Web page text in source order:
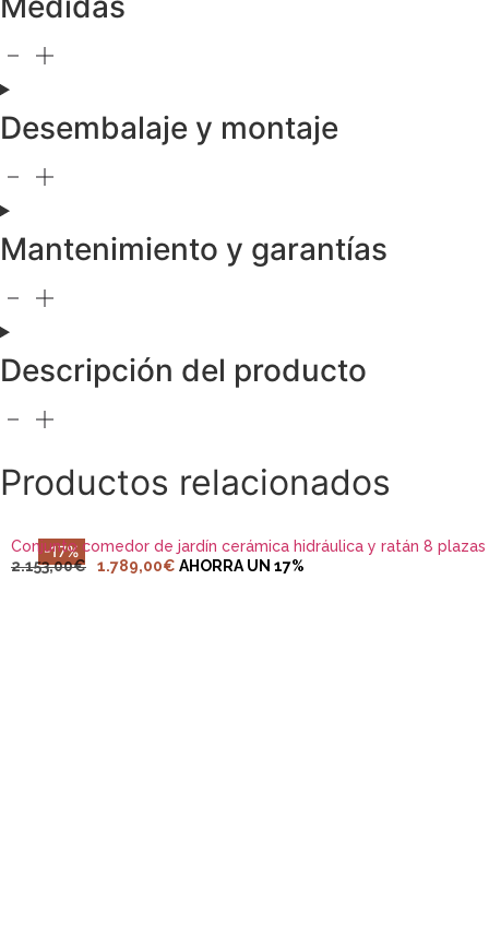
Desembalaje y montaje
Mantenimiento y garantías
Descripción del producto
Productos relacionados
-17%
Conjunto comedor de jardín cerámica hidráulica y ratán 8 plazas
2.153,00€ 1.789,00€ AHORRA UN 17%